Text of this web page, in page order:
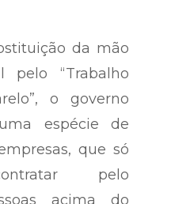
da mão
pelo “Trabalho
o governo
espécie de
que só
pelo
acima do